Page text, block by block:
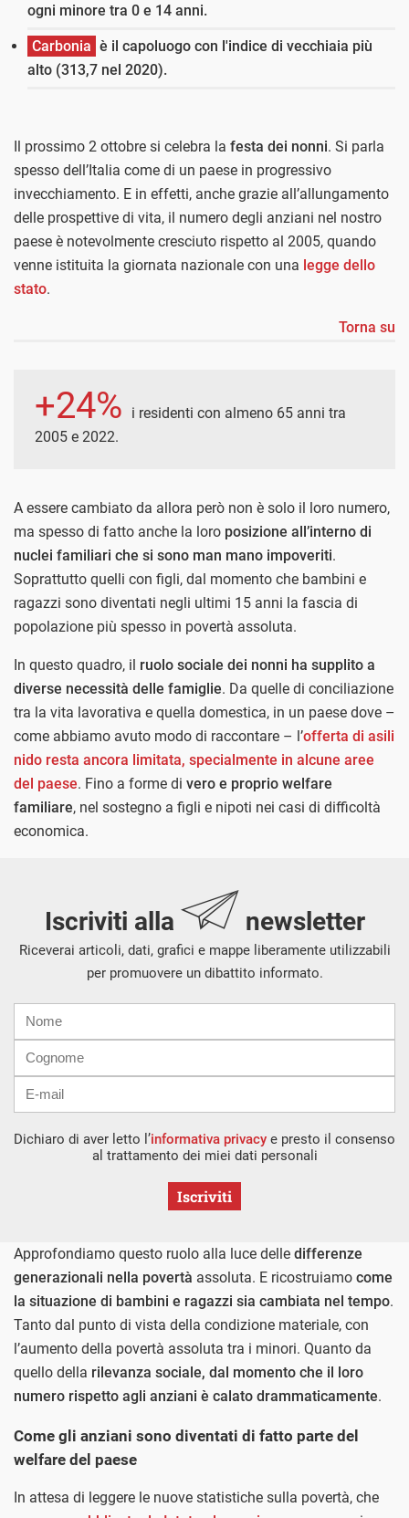
ogni minore tra 0 e 14 anni.
Carbonia è il capoluogo con l'indice di vecchiaia più
alto (313,7 nel 2020).
Il prossimo 2 ottobre si celebra la festa dei nonni. Si parla
spesso dell’Italia come di un paese in progressivo
invecchiamento. E in effetti, anche grazie all’allungamento
delle prospettive di vita, il numero degli anziani nel nostro
paese è notevolmente cresciuto rispetto al 2005, quando
venne istituita la giornata nazionale con una legge dello
stato.
Torna su
+24%
i residenti con almeno 65 anni tra
2005 e 2022.
A essere cambiato da allora però non è solo il loro numero,
ma spesso di fatto anche la loro posizione all’interno di
nuclei familiari che si sono man mano impoveriti.
Soprattutto quelli con figli, dal momento che bambini e
ragazzi sono diventati negli ultimi 15 anni la fascia di
popolazione più spesso in povertà assoluta.
In questo quadro, il ruolo sociale dei nonni ha supplito a
diverse necessità delle famiglie. Da quelle di conciliazione
tra la vita lavorativa e quella domestica, in un paese dove –
come abbiamo avuto modo di raccontare – l’offerta di asili
nido resta ancora limitata, specialmente in alcune aree
del paese. Fino a forme di vero e proprio welfare
familiare, nel sostegno a figli e nipoti nei casi di difficoltà
economica.
Iscriviti alla newsletter
Riceverai articoli, dati, grafici e mappe liberamente utilizzabili
per promuovere un dibattito informato.
mail
Dichiaro di aver letto l’informativa privacy e presto il consenso
al trattamento dei miei dati personali
Iscriviti
Approfondiamo questo ruolo alla luce delle differenze
generazionali nella povertà assoluta. E ricostruiamo come
la situazione di bambini e ragazzi sia cambiata nel tempo.
Tanto dal punto di vista della condizione materiale, con
l’aumento della povertà assoluta tra i minori. Quanto da
quello della rilevanza sociale, dal momento che il loro
numero rispetto agli anziani è calato drammaticamente.
Come gli anziani sono diventati di fatto parte del
welfare del paese
In attesa di leggere le nuove statistiche sulla povertà, che